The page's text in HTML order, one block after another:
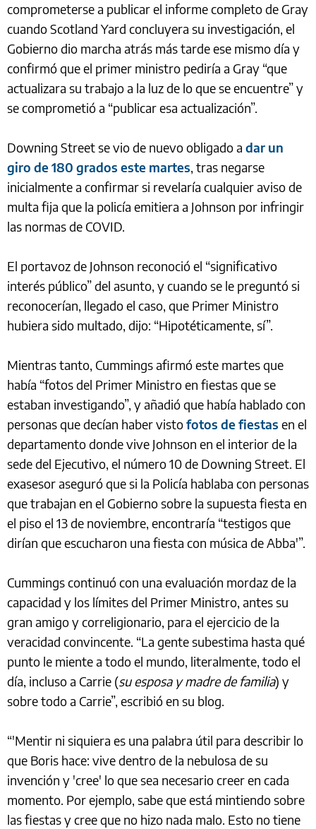
comprometerse a publicar el informe completo de Gray
cuando Scotland Yard concluyera su investigación, el
Gobierno dio marcha atrás más tarde ese mismo día y
confirmó que el primer ministro pediría a Gray “que
actualizara su trabajo a la luz de lo que se encuentre” y
se comprometió a “publicar esa actualización”.
Downing Street se vio de nuevo obligado a dar un
giro de 180 grados este martes, tras negarse
inicialmente a confirmar si revelaría cualquier aviso de
multa fija que la policía emitiera a Johnson por infringir
las normas de COVID.
El portavoz de Johnson reconoció el “significativo
interés público” del asunto, y cuando se le preguntó si
reconocerían, llegado el caso, que Primer Ministro
hubiera sido multado, dijo: “Hipotéticamente, sí”.
Mientras tanto, Cummings afirmó este martes que
había “fotos del Primer Ministro en fiestas que se
estaban investigando”, y añadió que había hablado con
personas que decían haber vistofotos de fiestas en el
departamento donde vive Johnson en el interior de la
sede del Ejecutivo, el número 10 de Downing Street. El
exasesor aseguró que si la Policía hablaba con personas
que trabajan en el Gobierno sobre la supuesta fiesta en
el piso el 13 de noviembre, encontraría “testigos que
dirían que escucharon una fiesta con música de Abba'”.
Cummings continuó con una evaluación mordaz de la
capacidad y los límites del Primer Ministro, antes su
gran amigo y correligionario, para el ejercicio de la
veracidad convincente. “La gente subestima hasta qué
punto le miente a todo el mundo, literalmente, todo el
día, incluso a Carrie (su esposa y madre de familia) y
sobre todo a Carrie”, escribió en su blog.
“'Mentir ni siquiera es una palabra útil para describir lo
que Boris hace: vive dentro de la nebulosa de su
invención y 'cree' lo que sea necesario creer en cada
momento. Por ejemplo, sabe que está mintiendo sobre
las fiestas y cree que no hizo nada malo. Esto no tiene